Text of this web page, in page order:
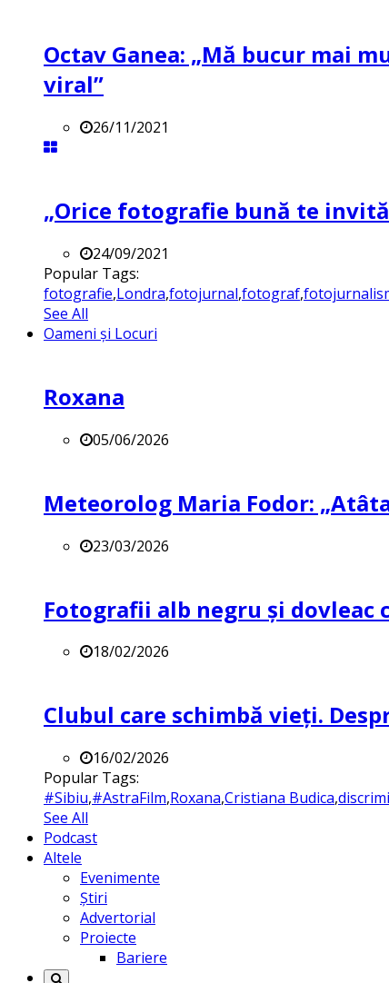
Octav Ganea: „Mă bucur mai
viral”
26/11/2021
„Orice fotografie bună te
24/09/2021
Popular Tags:
fotografie,Londra,fotojurnal,fotograf,
See All
Oameni și Locuri
Roxana
05/06/2026
Meteorolog Maria Fodor:
23/03/2026
Fotografii alb negru și dovleac
18/02/2026
Clubul care schimbă vieți.
16/02/2026
Popular Tags:
#Sibiu,#AstraFilm,Roxana,Cristiana Budica,
See All
Podcast
Altele
Evenimente
Știri
Advertorial
Proiecte
Bariere